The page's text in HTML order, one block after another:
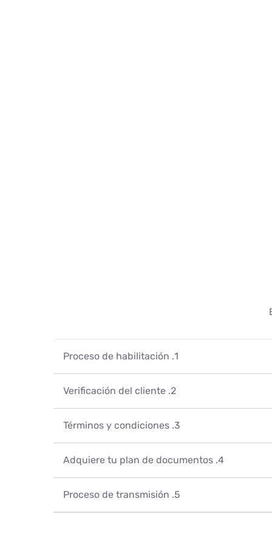
1. Proceso de habilitación
2. Verificación del cliente
Electrónica y adjuntar los documentos
dar clic en finalizar te informaremos la
3. Términos y condiciones
4. Adquiere tu plan de documentos
5. Proceso de transmisión